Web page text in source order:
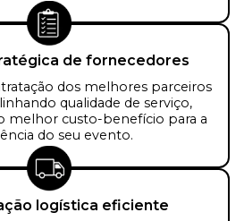
de fornecedores
dos melhores parceiros
qualidade de serviço,
melhor custo-benefício para a
do seu evento.
logística eficiente